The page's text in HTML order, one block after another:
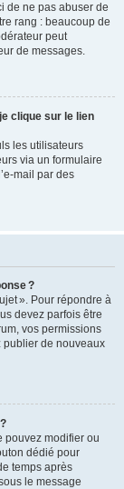
de ne pas abuser de
rang : beaucoup de
peut
de messages.
clique sur le lien
les utilisateurs
via un formulaire
mail par des
?
». Pour répondre à
devez parfois être
vos permissions
publier de nouveaux
pouvez modifier ou
dédié pour
temps après
le message